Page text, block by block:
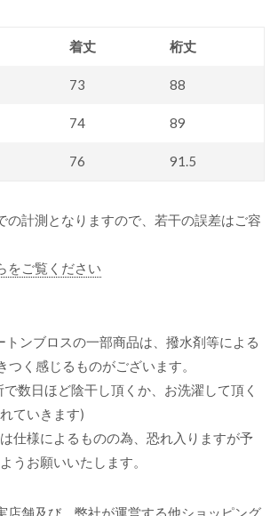
着丈 桁丈
73 88
74 89
76 91.5
の計測となりますので、若干の誤差はご容
をご覧ください
ンブロスの一部商品は、撥水剤等による
つく感じるものがございます。
数日ほど陰干し頂くか、お洗濯して頂く
ていきます)
仕様によるものの為、恐れ入りますが予
うお願いいたします。